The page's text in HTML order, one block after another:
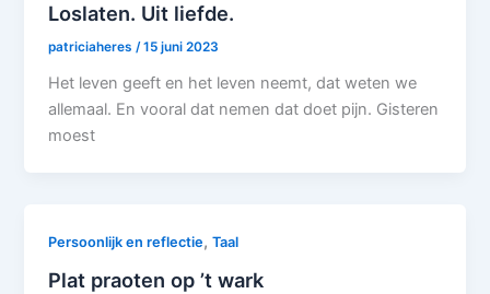
Loslaten. Uit liefde.
patriciaheres/15 juni 2023
Het leven geeft en het leven neemt, dat weten we
allemaal. En vooral dat nemen dat doet pijn. Gisteren
moest
Persoonlijk en reflectie,Taal
Plat praoten op ’t wark